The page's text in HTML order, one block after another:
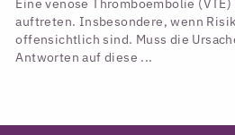
Eine venöse Thromboembolie
auftreten. Insbesondere, wenn
offensichtlich sind. Muss die
Antworten auf diese ...